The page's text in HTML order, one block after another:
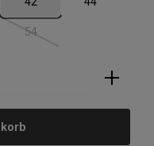
Option ist zurzeit nicht verfügbar.)
nicht verfügbar.)
54(Diese Option ist zurzeit
Wert ein